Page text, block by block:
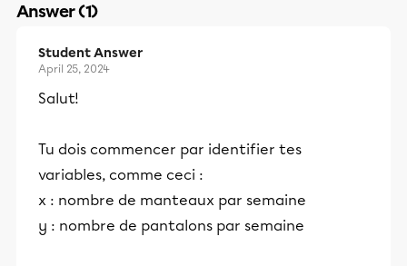
Answer (1)
Student Answer
April 25, 2024
Salut!
Tu dois commencer par identifier tes
variables, comme ceci :
x : nombre de manteaux par semaine
y : nombre de pantalons par semaine